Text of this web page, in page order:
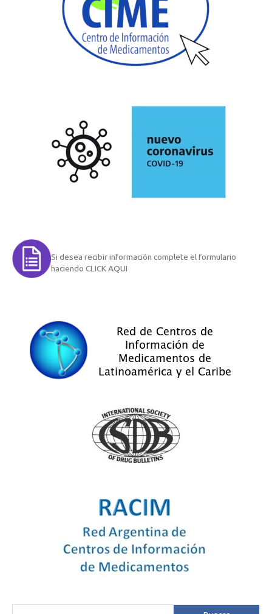
Si desea recibir información complete el formulario
haciendo CLICK AQUI